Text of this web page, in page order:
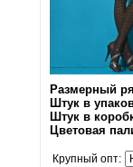
Размерный
Штук в
Штук в
Цветовая
Крупный опт: